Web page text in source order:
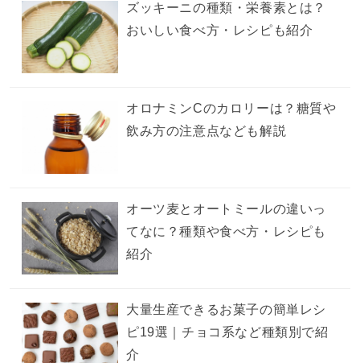
ズッキーニの種類・栄養素とは？
おいしい食べ方・レシピも紹介
オロナミンCのカロリーは？糖質や
飲み方の注意点なども解説
オーツ麦とオートミールの違いっ
てなに？種類や食べ方・レシピも
紹介
大量生産できるお菓子の簡単レシ
ピ19選｜チョコ系など種類別で紹
介